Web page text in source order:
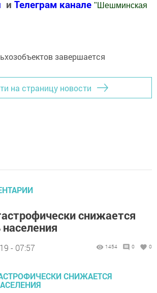
и Телеграм канале " Шешминская
на страницу новости
снижается
- 07:57 1454 0 0